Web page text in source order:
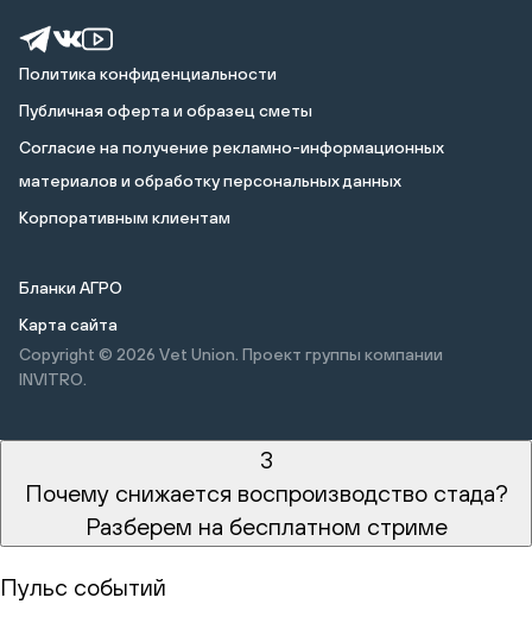
Политика конфиденциальности
Публичная оферта и образец сметы
Cогласие на получение рекламно-информационных
материалов и обработку персональных данных
Корпоративным клиентам
Бланки АГРО
Карта сайта
Copyright © 2026 Vet Union. Проект группы компании
INVITRO.
3
Почему снижается воспроизводство стада?
Разберем на бесплатном стриме
Пульс событий